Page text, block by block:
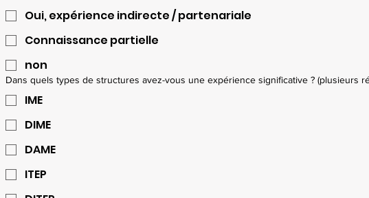
Oui, expérience indirecte / partenariale
Connaissance partielle
non
Dans quels types de structures avez-vous une expérience significative ? (plusieurs
IME
DIME
DAME
ITEP